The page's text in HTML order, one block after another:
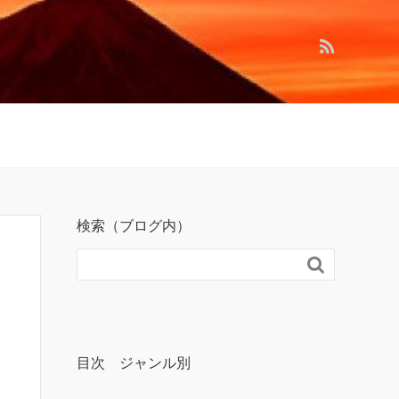
検索（ブログ内）

目次 ジャンル別